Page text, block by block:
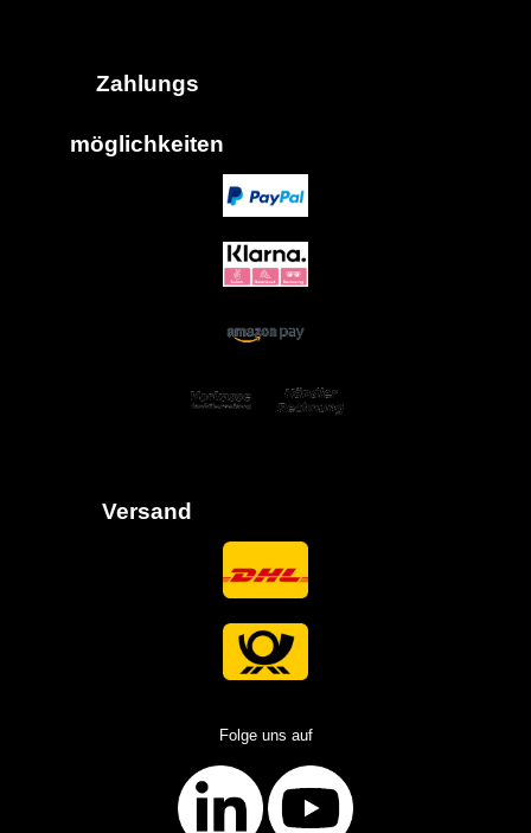
Zahlungs
möglich keiten
Versand
Folge uns auf